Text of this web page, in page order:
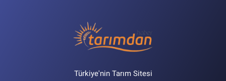
Türkiye'nin Tarım Sitesi